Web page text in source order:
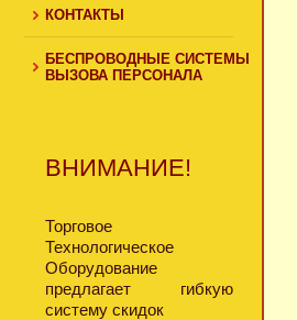
КОНТАКТЫ
БЕСПРОВОДНЫЕ СИСТЕМЫ
ВЫЗОВА ПЕРСОНАЛА
ВНИМАНИЕ!
Торговое
Технологическое
Оборудование
предлагает гибкую
систему скидок